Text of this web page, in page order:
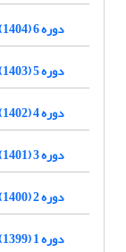
دوره 6 (1404)
دوره 5 (1403)
دوره 4 (1402)
دوره 3 (1401)
دوره 2 (1400)
دوره 1 (1399)